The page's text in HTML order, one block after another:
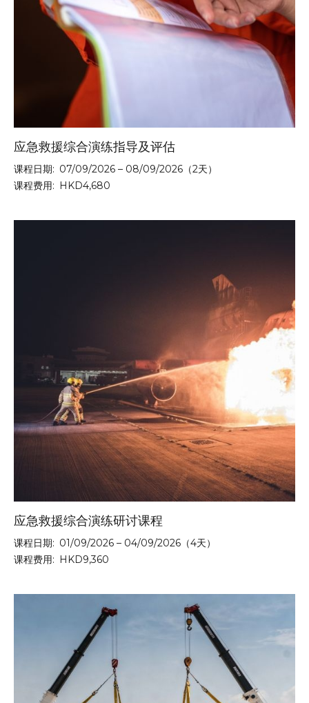
应急救援综合演练指导及评估
课程日期: 07/09/2026 – 08/09/2026（2天）
课程费用: HKD4,680
应急救援综合演练研讨课程
课程日期: 01/09/2026 – 04/09/2026（4天）
课程费用: HKD9,360